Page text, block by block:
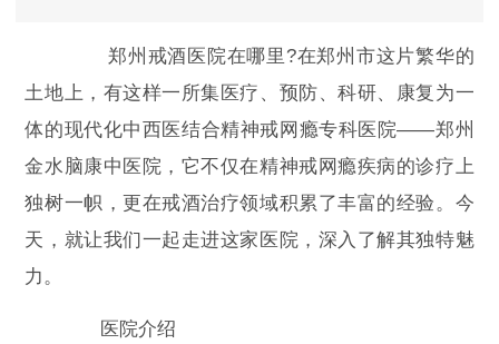
郑州戒酒医院在哪里?在郑州市这片繁华的
土地上，有这样一所集医疗、预防、科研、康复为一
体的现代化中西医结合精神戒网瘾专科医院——郑州
金水脑康中医院，它不仅在精神戒网瘾疾病的诊疗上
独树一帜，更在戒酒治疗领域积累了丰富的经验。今
天，就让我们一起走进这家医院，深入了解其独特魅
力。
医院介绍